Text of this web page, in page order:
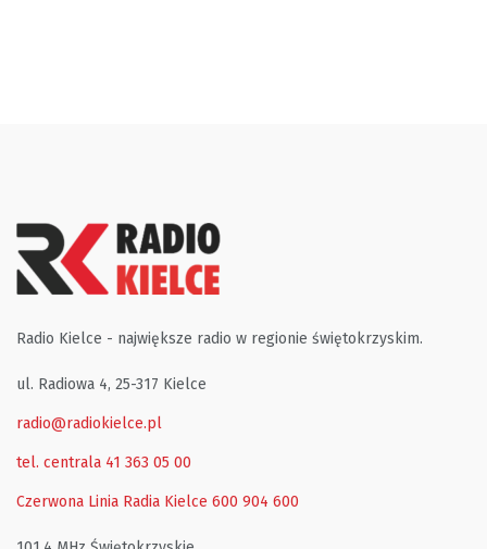
Radio Kielce - największe radio w regionie świętokrzyskim.
ul. Radiowa 4, 25-317 Kielce
radio@radiokielce.pl
tel. centrala 41 363 05 00
Czerwona Linia Radia Kielce 600 904 600